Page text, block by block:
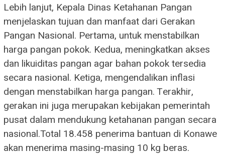
Lebih lanjut, Kepala Dinas Ketahanan Pangan
menjelaskan tujuan dan manfaat dari Gerakan
Pangan Nasional. Pertama, untuk menstabilkan
harga pangan pokok. Kedua, meningkatkan akses
dan likuiditas pangan agar bahan pokok tersedia
secara nasional. Ketiga, mengendalikan inflasi
dengan menstabilkan harga pangan. Terakhir,
gerakan ini juga merupakan kebijakan pemerintah
pusat dalam mendukung ketahanan pangan secara
nasional.Total 18.458 penerima bantuan di Konawe
akan menerima masing-masing 10 kg beras.